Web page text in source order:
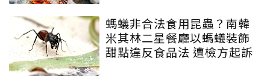
螞蟻非合法食用昆蟲？南韓
米其林二星餐廳以螞蟻裝飾
甜點違反食品法 遭檢方起訴